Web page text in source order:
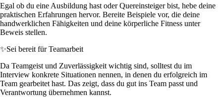
Egal ob du eine Ausbildung hast oder Quereinsteiger bist, hebe deine
praktischen Erfahrungen hervor. Bereite Beispiele vor, die deine
handwerklichen Fähigkeiten und deine körperliche Fitness unter
Beweis stellen.
✨Sei bereit für Teamarbeit
Da Teamgeist und Zuverlässigkeit wichtig sind, solltest du im
Interview konkrete Situationen nennen, in denen du erfolgreich im
Team gearbeitet hast. Das zeigt, dass du gut ins Team passt und
Verantwortung übernehmen kannst.